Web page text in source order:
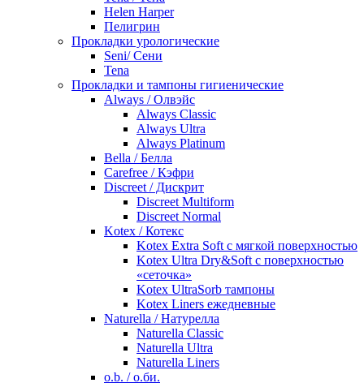
Helen Harper
Пелигрин
Прокладки урологические
Seni/ Сени
Tena
Прокладки и тампоны гигиенические
Always / Олвэйс
Always Classic
Always Ultra
Always Platinum
Bella / Белла
Carefree / Кэфри
Discreet / Дискрит
Discreet Multiform
Discreet Normal
Kotex / Котекс
Kotex Extra Soft с мягкой поверхностью
Kotex Ultra Dry&Soft с поверхностью
«сеточка»
Kotex UltraSorb тампоны
Kotex Liners ежедневные
Naturella / Натурелла
Naturella Classic
Naturella Ultra
Naturella Liners
o.b. / о.би.